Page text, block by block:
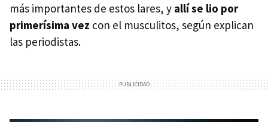
más importantes de estos lares, y allí se lio por
primerísima vez con el musculitos, según explican
las periodistas.